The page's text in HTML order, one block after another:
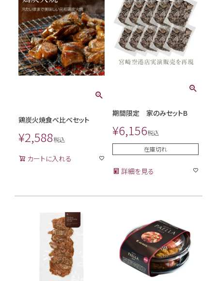
鶏炭火焼食べ比べセット
¥2,588税込
カートに入れる
期間限定 家のみセットB
¥6,156税込
在庫切れ
詳細を見る